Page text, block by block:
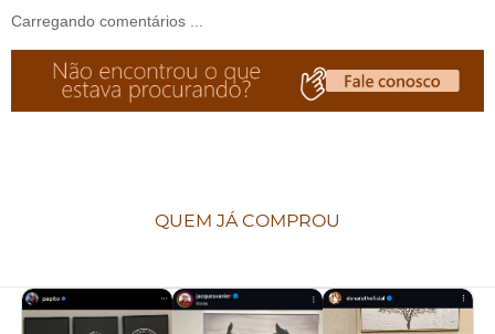
Carregando comentários ...
QUEM JÁ COMPROU